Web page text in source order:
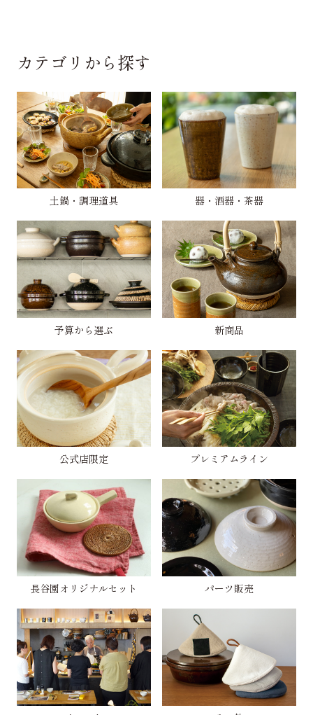
カテゴリから探す
土鍋・調理道具 器・酒器・茶器
予算から選ぶ 新商品
公式店限定 プレミアムライン
長谷園オリジナルセット パーツ販売